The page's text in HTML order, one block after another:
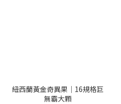
紐西蘭黃金奇異果｜16規格巨
無霸大顆